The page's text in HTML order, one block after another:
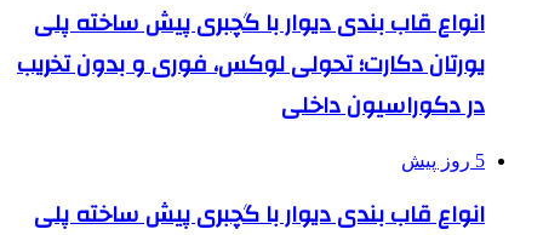
انواع قاب بندی دیوار با گچبری پیش ساخته پلی
یورتان دکارت؛ تحولی لوکس، فوری و بدون تخریب
در دکوراسیون داخلی
5 روز پیش
انواع قاب بندی دیوار با گچبری پیش ساخته پلی